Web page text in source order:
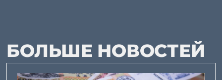
БОЛЬШЕ НОВОСТЕЙ